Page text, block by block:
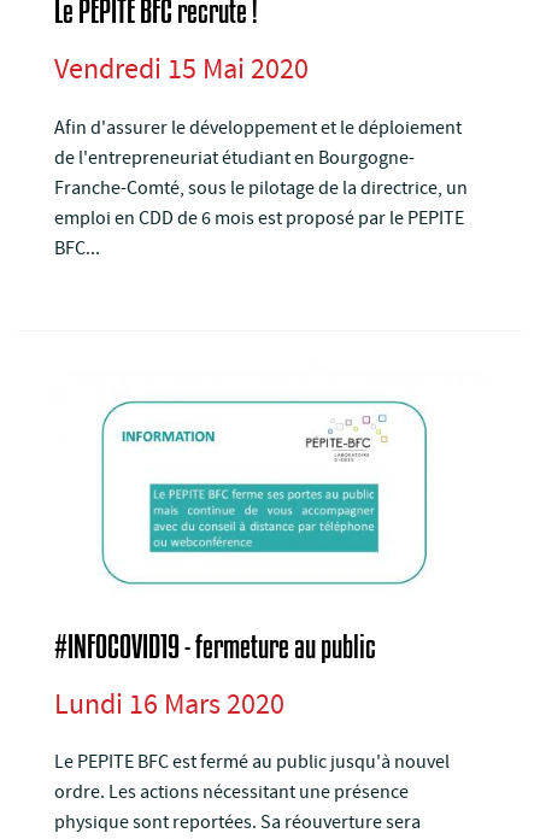
Le PEPITE BFC recrute !
Vendredi 15 Mai 2020
Afin d'assurer le développement et le déploiement
de l'entrepreneuriat étudiant en Bourgogne-
Franche-Comté, sous le pilotage de la directrice, un
emploi en CDD de 6 mois est proposé par le PEPITE
BFC...
#INFOCOVID19 - fermeture au public
Lundi 16 Mars 2020
Le PEPITE BFC est fermé au public jusqu'à nouvel
ordre. Les actions nécessitant une présence
physique sont reportées. Sa réouverture sera